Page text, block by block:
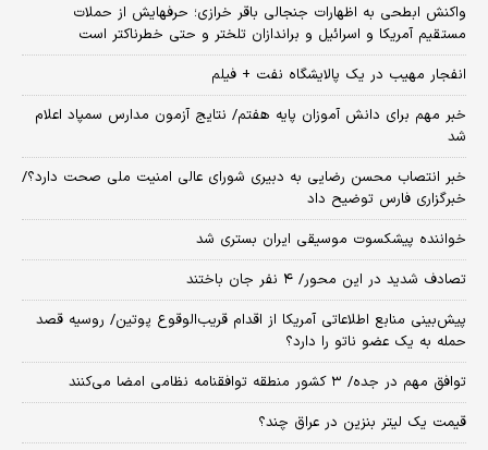
واکنش ابطحی به اظهارات جنجالی باقر خرازی؛ حرفهایش از حملات
مستقیم آمریکا و اسرائیل و براندازان تلختر و حتی خطرناکتر است
انفجار مهیب در یک پالایشگاه نفت + فیلم
خبر مهم برای دانش آموزان پایه هفتم/ نتایج آزمون مدارس سمپاد اعلام
شد
خبر انتصاب محسن رضایی به دبیری شورای عالی امنیت ملی صحت دارد؟/
خبرگزاری فارس توضیح داد
خواننده پیشکسوت موسیقی ایران بستری شد
تصادف شدید در این محور/ ۴ نفر جان باختند
پیش‌بینی منابع اطلاعاتی آمریکا از اقدام قریب‌الوقوع پوتین/ روسیه قصد
حمله به یک عضو ناتو را دارد؟
توافق مهم در جده/ ۳ کشور منطقه توافقنامه نظامی امضا می‌کنند
قیمت یک لیتر بنزین در عراق چند؟